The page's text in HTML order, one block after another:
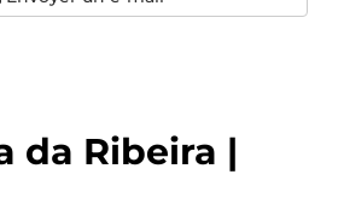
da Ribeira |